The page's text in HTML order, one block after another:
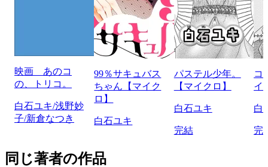
映画 あのコ
の、トリコ。
白石ユキ/浅野妙
子/新倉なつき
99％サキュバス
ちゃん【マイク
ロ】
白石ユキ
パステル少年。
【マイクロ】
白石ユキ
完結
コ
イ
白
完
同じ著者の作品